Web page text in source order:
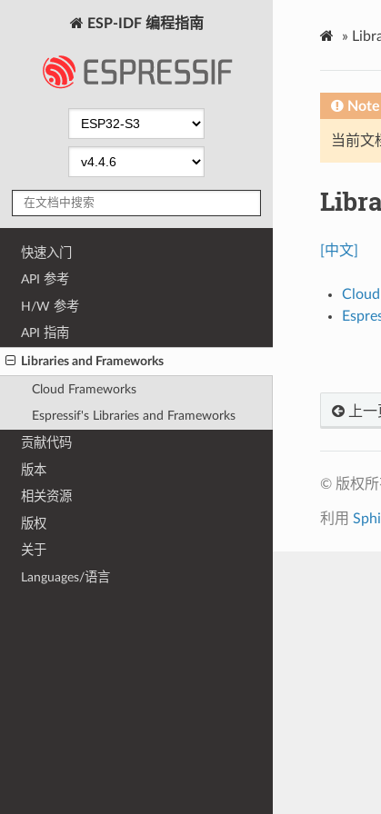
ESP-IDF 编程指南
快速入门
API 参考
H/W 参考
API 指南
Libraries and Frameworks
Cloud Frameworks
Espressif's Libraries and Frameworks
贡献代码
版本
相关资源
版权
关于
Languages/语言
»
Note
当前文
[中文]
上一
© 版权所
利用